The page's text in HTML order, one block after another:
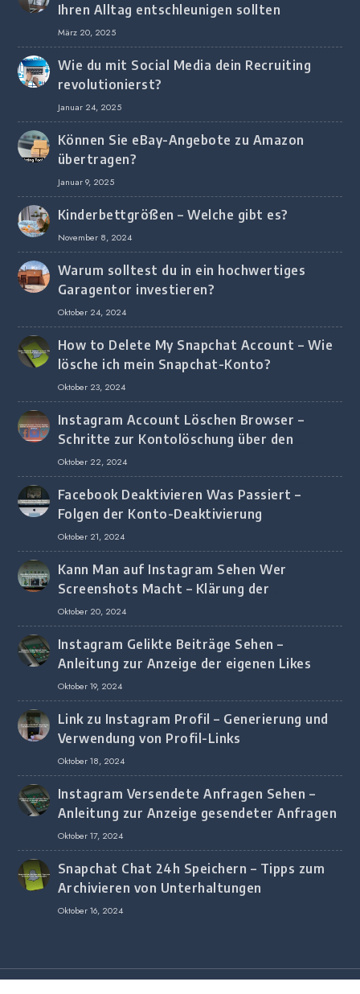
Ihren Alltag entschleunigen sollten
März 20, 2025
Wie du mit Social Media dein Recruiting
revolutionierst?
Januar 24, 2025
Können Sie eBay-Angebote zu Amazon
übertragen?
Januar 9, 2025
Kinderbettgrößen – Welche gibt es?
November 8, 2024
Warum solltest du in ein hochwertiges
Garagentor investieren?
Oktober 24, 2024
How to Delete My Snapchat Account – Wie
lösche ich mein Snapchat-Konto?
Oktober 23, 2024
Instagram Account Löschen Browser –
Schritte zur Kontolöschung über den
Browser
Oktober 22, 2024
Facebook Deaktivieren Was Passiert –
Folgen der Konto-Deaktivierung
Oktober 21, 2024
Kann Man auf Instagram Sehen Wer
Screenshots Macht – Klärung der
Screenshot-Erkennung
Oktober 20, 2024
Instagram Gelikte Beiträge Sehen –
Anleitung zur Anzeige der eigenen Likes
Oktober 19, 2024
Link zu Instagram Profil – Generierung und
Verwendung von Profil-Links
Oktober 18, 2024
Instagram Versendete Anfragen Sehen –
Anleitung zur Anzeige gesendeter Anfragen
Oktober 17, 2024
Snapchat Chat 24h Speichern – Tipps zum
Archivieren von Unterhaltungen
Oktober 16, 2024